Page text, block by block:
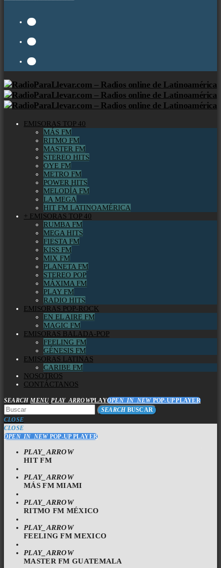
EMISORAS TOP 40
MÁS FM
RITMO FM
MASTER FM
STEREO HITS
OYE FM
METRO FM
POWER HITS
MELODÍA FM
LA MEGA
HIT FM LATINOAMÉRICA
+ EMISORAS TOP 40
RUMBA FM
MEGA HITS
FIESTA FM
KISS FM
MIX FM
PLANETA FM
STEREO POP
MÁXIMA FM
PLAY FM
RADIO HITS
EMISORAS POP-ROCK
EN EL AIRE FM
MAGIC FM
EMISORAS BALADA-POP
FEELING FM
GÉNESIS FM
EMISORAS LATINAS
CARIBE FM
NOSOTROS
CONTÁCTANOS
SEARCH MENU PLAY_ARROWPLAYOPEN_IN_NEWPOP-UP PLAYER
SEARCHBUSCAR
CLOSE
CLOSE
OPEN_IN_NEWPOP-UP PLAYER
PLAY_ARROW
HIT FM
PLAY_ARROW
MÁS FM MIAMI
PLAY_ARROW
RITMO FM MÉXICO
PLAY_ARROW
FEELING FM MEXICO
PLAY_ARROW
MASTER FM GUATEMALA